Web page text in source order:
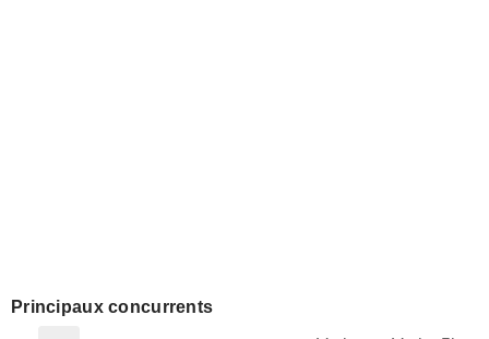
Principaux concurrents